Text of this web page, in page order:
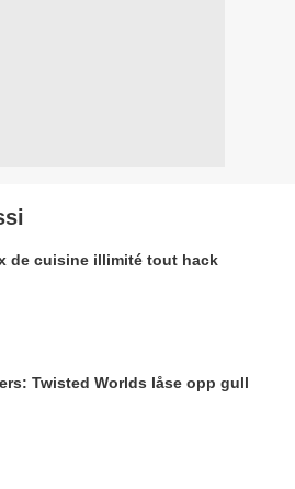
de cuisine illimité tout hack
Twisted Worlds låse opp gull